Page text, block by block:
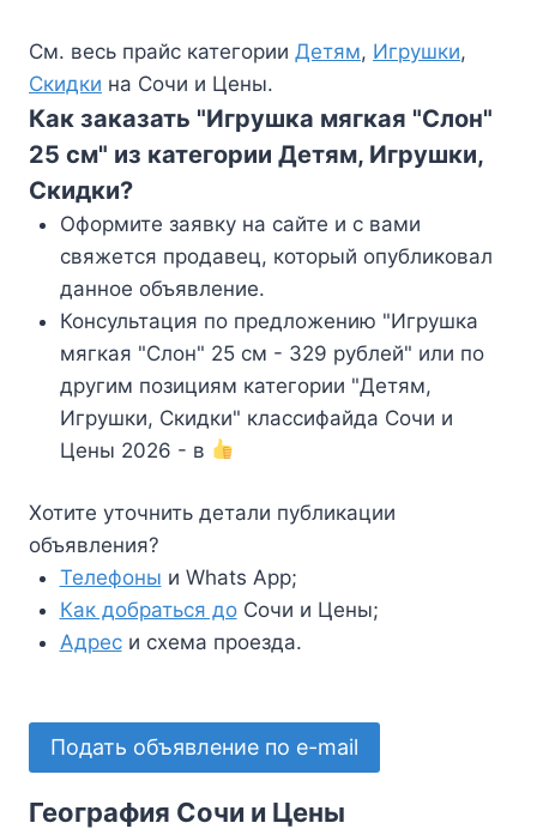
См. весь прайс категории Детям, Игрушки,
Скидки на Сочи и Цены.
Как заказать "Игрушка мягкая "Слон"
25 см" из категории Детям, Игрушки,
Скидки?
Оформите заявку на сайте и с вами
свяжется продавец, который опубликовал
данное объявление.
Консультация по предложению "Игрушка
мягкая "Слон" 25 см - 329 рублей" или по
другим позициям категории "Детям,
Игрушки, Скидки" классифайда Сочи и
Цены 2026 - в
Хотите уточнить детали публикации
объявления?
Телефоны и Whats App;
Как добраться доСочи и Цены;
Адреси схема проезда.
Подать объявление по e-mail
География Сочи и Цены